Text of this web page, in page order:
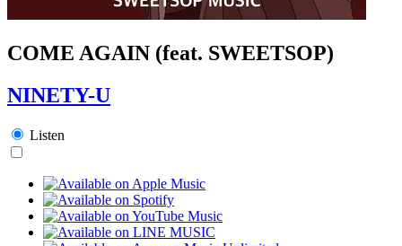
COME AGAIN (feat. SWEETSOP)
NINETY-U
Listen